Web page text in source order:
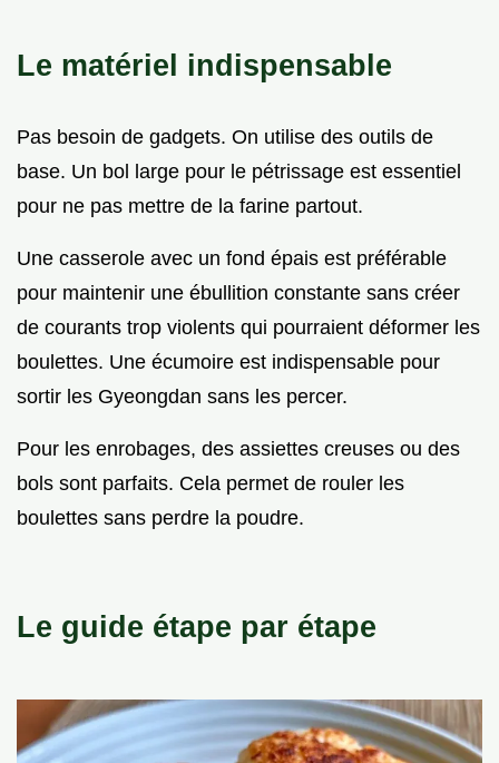
Le matériel indispensable
Pas besoin de gadgets. On utilise des outils de
base. Un bol large pour le pétrissage est essentiel
pour ne pas mettre de la farine partout.
Une casserole avec un fond épais est préférable
pour maintenir une ébullition constante sans créer
de courants trop violents qui pourraient déformer les
boulettes. Une écumoire est indispensable pour
sortir les Gyeongdan sans les percer.
Pour les enrobages, des assiettes creuses ou des
bols sont parfaits. Cela permet de rouler les
boulettes sans perdre la poudre.
Le guide étape par étape